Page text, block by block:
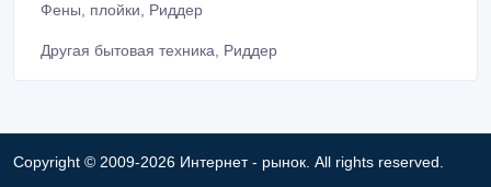
Фены, плойки, Риддер
Другая бытовая техника, Риддер
Copyright © 2009-2026 Интернет - рынок. All rights reserved.